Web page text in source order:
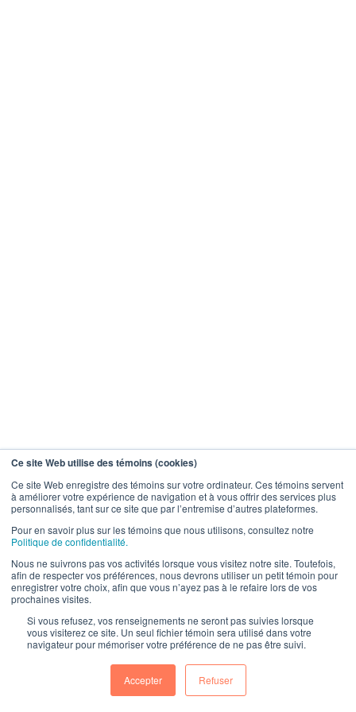
Ce site Web utilise des témoins (cookies)
Ce site Web enregistre des témoins sur votre ordinateur. Ces témoins servent
à améliorer votre expérience de navigation et à vous offrir des services plus
personnalisés, tant sur ce site que par l’entremise d’autres plateformes.
Pour en savoir plus sur les témoins que nous utilisons, consultez notre
Politique de confidentialité.
Nous ne suivrons pas vos activités lorsque vous visitez notre site. Toutefois,
afin de respecter vos préférences, nous devrons utiliser un petit témoin pour
enregistrer votre choix, afin que vous n’ayez pas à le refaire lors de vos
prochaines visites.
Si vous refusez, vos renseignements ne seront pas suivies lorsque
vous visiterez ce site. Un seul fichier témoin sera utilisé dans votre
navigateur pour mémoriser votre préférence de ne pas être suivi.
Accepter Refuser